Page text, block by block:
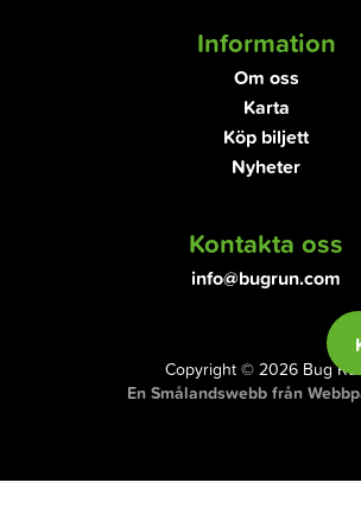
Information
Om oss
Karta
Köp biljett
Nyheter
Kontakta oss
info@bugrun.com
Copyright © 2026 Bug Run
En Smålandswebb från